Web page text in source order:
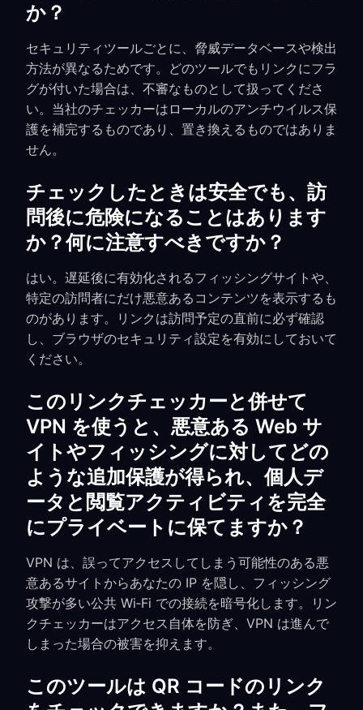
か？
セキュリティツールごとに、脅威データベースや検出
方法が異なるためです。どのツールでもリンクにフラ
グが付いた場合は、不審なものとして扱ってくださ
い。当社のチェッカーはローカルのアンチウイルス保
護を補完するものであり、置き換えるものではありま
せん。
チェックしたときは安全でも、訪
問後に危険になることはあります
か？何に注意すべきですか？
はい。遅延後に有効化されるフィッシングサイトや、
特定の訪問者にだけ悪意あるコンテンツを表示するも
のがあります。リンクは訪問予定の直前に必ず確認
し、ブラウザのセキュリティ設定を有効にしておいて
ください。
このリンクチェッカーと併せて
VPN を使うと、悪意ある Web サ
イトやフィッシングに対してどの
ような追加保護が得られ、個人デ
ータと閲覧アクティビティを完全
にプライベートに保てますか？
VPN は、誤ってアクセスしてしまう可能性のある悪
意あるサイトからあなたの IP を隠し、フィッシング
攻撃が多い公共 Wi‑Fi での接続を暗号化します。リン
クチェッカーはアクセス自体を防ぎ、VPN は進んで
しまった場合の被害を抑えます。
このツールは QR コードのリンク